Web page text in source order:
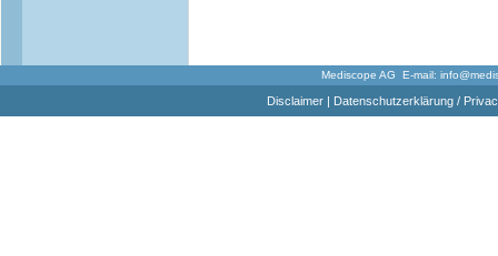
Mediscope AG E-mail:
Disclaimer| Datenschutzerklärung /